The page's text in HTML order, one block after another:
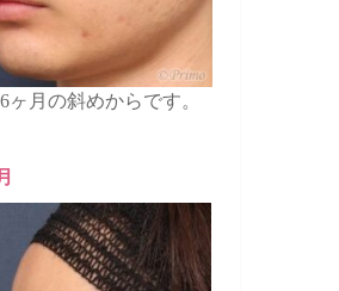
ヶ月の斜めからです。